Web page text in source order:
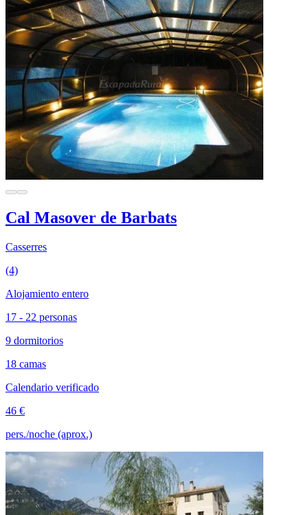
Cal Masover de Barbats
Casserres
(4)
Alojamiento entero
17 - 22 personas
9 dormitorios
18 camas
Calendario verificado
46 €
pers./noche (aprox.)